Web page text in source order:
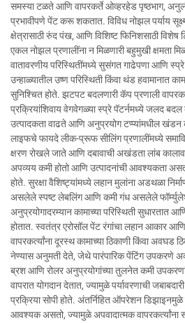
समस्या टळते आणि वापरकर्ते ओव्हरहेड पृष्ठभाग,
प्रभावीपणे पेंट करू शकतात. विविध नोझल पर्याय
क्षेत्रासाठी रुंद पंख, आणि विशिष्ट फिनिशसाठी विशेष
एकल नोझल प्रणालींना न मिळणारी बहुमुखी क्षमता
वातावरणीय परिस्थितींमध्ये सुसंगत गाढेपणा आणि
उन्हाळ्यातील उष्ण परिस्थिती किंवा थंड हवामानात काम
सुनिश्चित होते. झटपट बदलणारी कॅप प्रणाली
प्रक्रियांशिवाय वेगवेगळ्या स्प्रे पॅटर्नमध्ये जलद बदल
उत्पादकता वाढते आणि अनुप्रयोग टप्प्यांमधील
लाइफचे फायदे लीक-प्रूफ सीलिंग प्रणालींमध्ये
क्षरण रोखले जाते आणि दबावाची अखंडता लांब
अपव्यय कमी होतो आणि उत्पादनांची आवश्यकता
होते. सुरक्षा वैशिष्ट्यांमध्ये लहान मुलांना अडथळा
असलेले स्पष्ट लेबलिंग आणि कमी गंध असलेले
अनुप्रयोगादरम्यान कामाच्या परिस्थिती सुधारतात
होतात. स्वतंत्र एरोसॉल पेंट रंगांचा लहान आकार
वापरकर्त्यांना दूरस्थ कामाच्या ठिकाणी किंवा अवघड
नेण्यास अनुमती देते, जेथे पारंपारिक पेंटिंग उपकरणे
ब्रश आणि रोलर अनुप्रयोगांच्या तुलनेत कमी
वापरात योगदान देतात, ज्यामुळे पर्यावरणाची
प्रक्रिया सोपी होते. अंतर्निहित ऑपरेशन
आवश्यक असतो, ज्यामुळे अपवादात्मक